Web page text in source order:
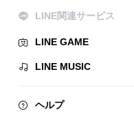
LINE関連サービス
LINE GAME
LINE MUSIC
ヘルプ